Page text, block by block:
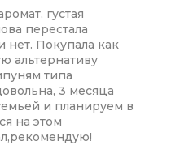
густая
перестала
нет. Покупала как
альтернативу
типа
3 месяца
и планируем в
на этом